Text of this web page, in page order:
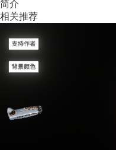
简介
相关推荐